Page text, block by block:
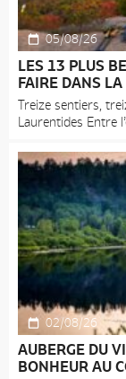
05/08/26
LES 13 PLUS
FAIRE DANS
Treize sentiers,
Laurentides Entre
02/08/26
AUBERGE DU
BONHEUR AU